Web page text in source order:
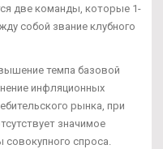
две команды, которые 1-
собой звание клубного
темпа базовой
инфляционных
рынка, при
значимое
спроса.